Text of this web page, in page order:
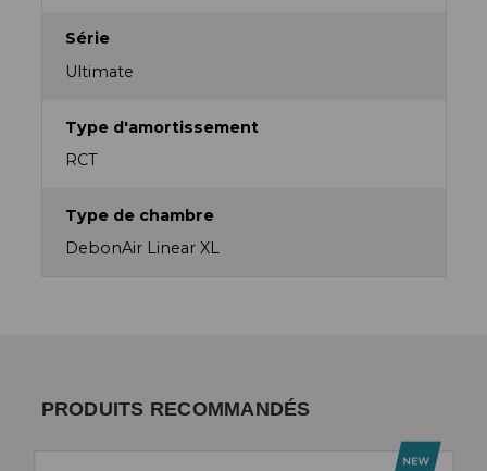
Série
Ultimate
Type d'amortissement
RCT
Type de chambre
DebonAir Linear XL
PRODUITS RECOMMANDÉS